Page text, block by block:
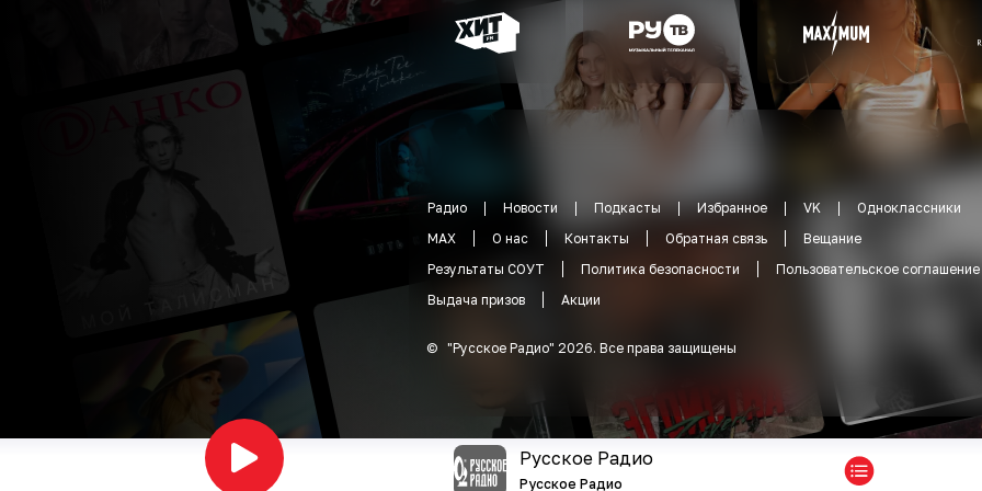
Радио Новости Подкасты Избранное VK
Одноклассники
MAX
О нас Контакты Обратная связь
Вещание
Результаты СОУТ
Политика безопасности
Пользовательское соглашение
Выдача призов
Акции
© "Русское Радио" 2026. Все права защищены
Русское Радио
Русское Радио